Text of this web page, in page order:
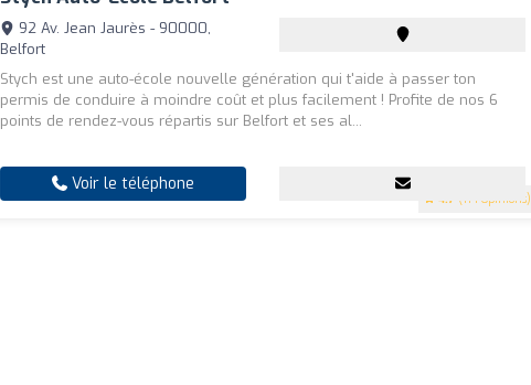
4.7 (114 Opinions)
92 Av. Jean Jaurès - 90000,
Belfort
Stych est une auto-école nouvelle génération qui t'aide à passer ton
permis de conduire à moindre coût et plus facilement ! Profite de nos 6
points de rendez-vous répartis sur Belfort et ses al...
Voir le téléphone